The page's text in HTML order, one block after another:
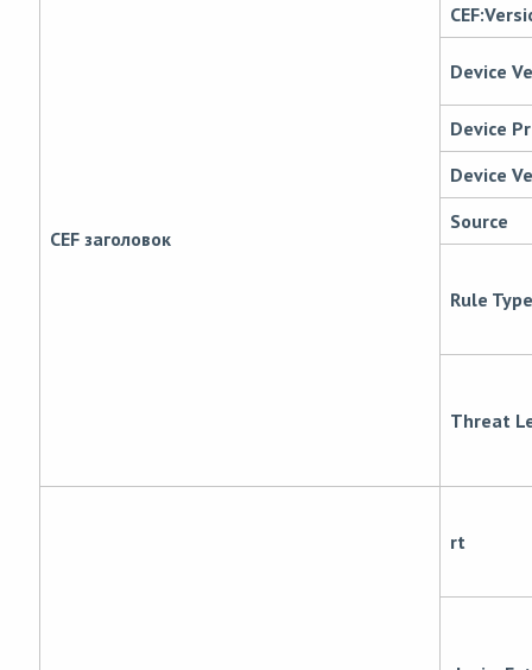
CEF заголовок
Device
Device
Device
Source
Rule Type
Threat
rt